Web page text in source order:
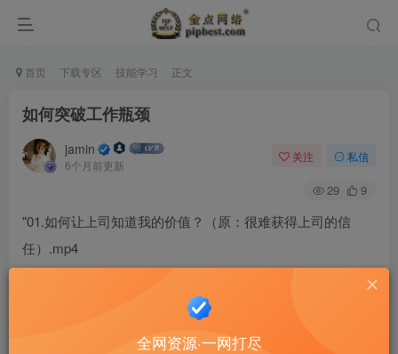
首页 下载专区 技能学习 正文
如何突破工作瓶颈
jamin
6个月前更新
关注 私信
29 9
"01.如何让上司知道我的价值？（原：很难获得上司的信
任）.mp4
全网资源·一网打尽